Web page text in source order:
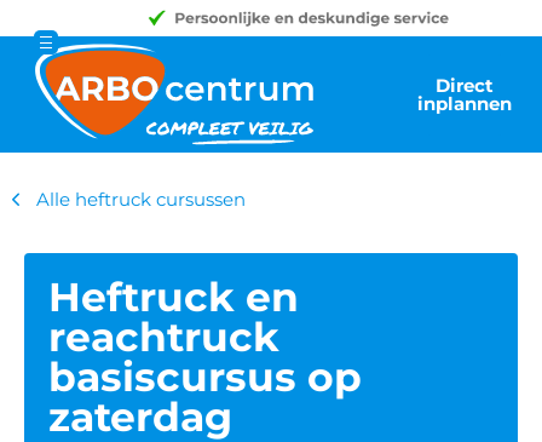
Direct
inplannen
Alle heftruck cursussen
Heftruck en
reachtruck
basiscursus op
zaterdag